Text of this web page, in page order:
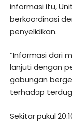
informasi itu,
berkoordinasi
penyelidikan.
“Informasi dari
lanjuti dengan
gabungan
terhadap
Sekitar pukul